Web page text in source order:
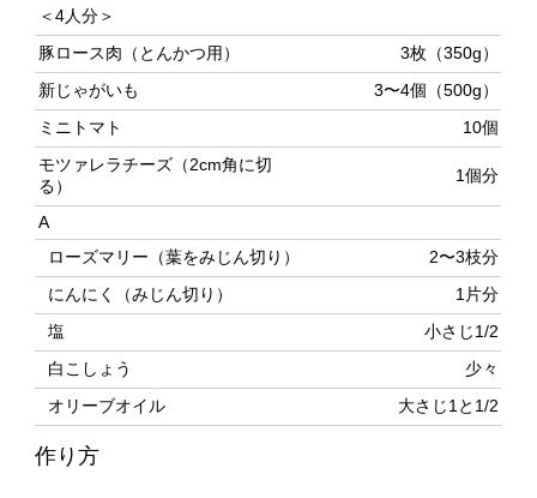
新じゃがいも
ミニトマト 10個
モツァレラチーズ（2cm角に切
る）
1個分
A
ローズマリー（葉をみじん切り）
にんにく（みじん切り）
塩
白こしょう 少々
オリーブオイル
作り方
豚肉は包丁の背で軽く両面を叩き、3cm角に切る。